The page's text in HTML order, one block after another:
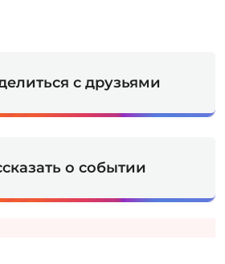
с друзьями
о событии